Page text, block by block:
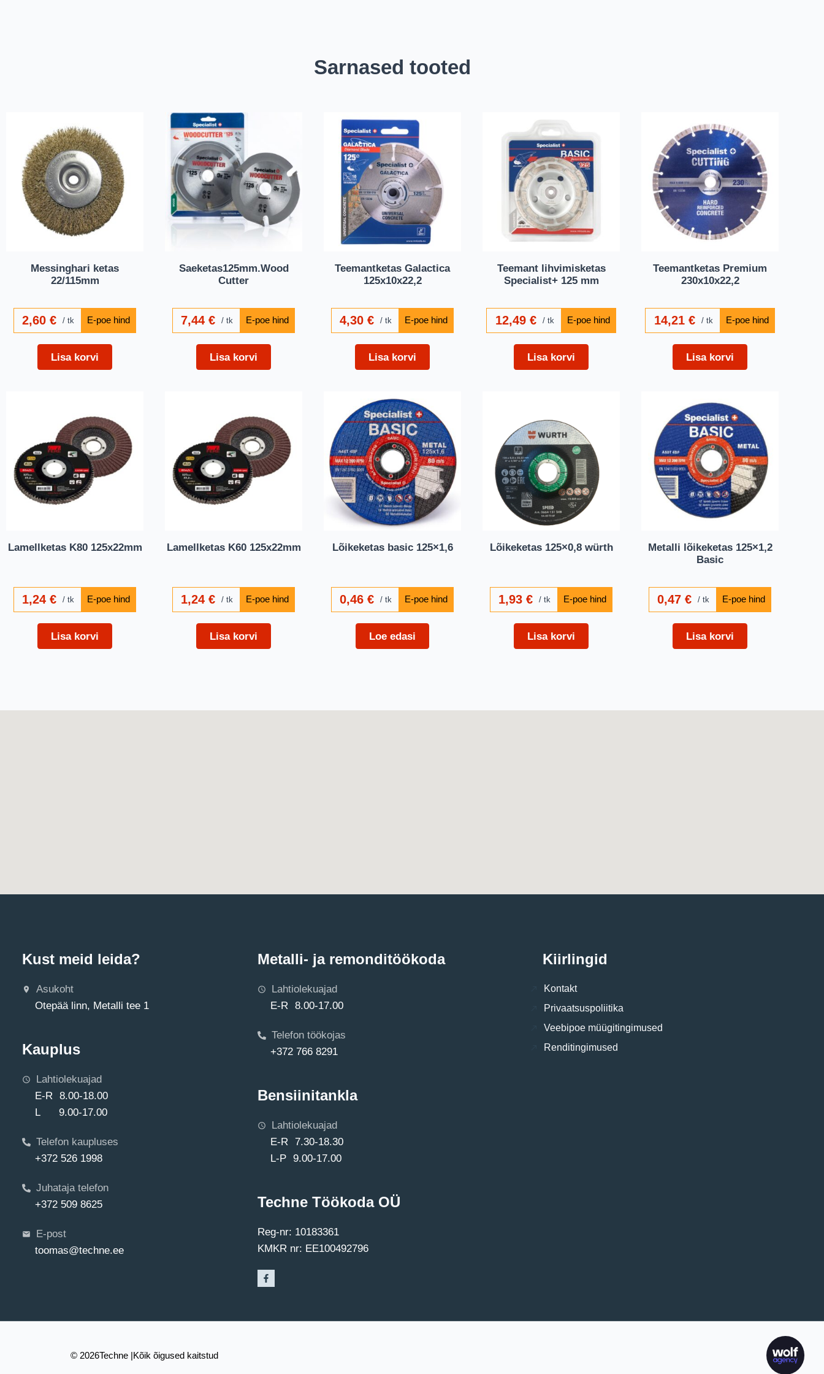
Sarnased tooted
Messinghari ketas
22/115mm
2,60€ tk
Lisa korvi
Saeketas125mm.Wood
Cutter
7,44€ tk
Lisa korvi
Teemantketas Galactica
125x10x22,2
4,30€ tk
Lisa korvi
Teemant lihvimisketas
Specialist+ 125 mm
12,49 € tk
Lisa korvi
Teemantketas Premium
230x10x22,2
14,21 € tk
Lisa korvi
Lamellketas K80 125x22mm
1,24€ tk
Lisa korvi
Lamellketas K60 125x22mm
1,24€ tk
Lisa korvi
Lõikeketas basic 125×1,6
0,46€ tk
Loe edasi
Lõikeketas 125×0,8 würth
1,93€ tk
Lisa korvi
Metalli lõikeketas 125×1,2
Basic
0,47€ tk
Lisa korvi
Kust meid leida?
Asukoht
Otepää linn, Metalli tee 1
Kauplus
Lahtiolekuajad
E-R 8.00-18.00
L 9.00-17.00
Telefon kaupluses
+372 526 1998
Juhataja telefon
+372 509 8625
E-post
toomas@techne.ee
Metalli- ja remonditöökoda
Lahtiolekuajad
E-R 8.00-17.00
Telefon töökojas
+372 766 8291
Bensiinitankla
Lahtiolekuajad
E-R 7.30-18.30
L-P 9.00-17.00
Techne Töökoda OÜ
Reg-nr: 10183361
KMKR nr: EE100492796
Kiirlingid
Kontakt
Privaatsuspoliitika
Veebipoe müügitingimused
Renditingimused
© 2026Techne |Kõik õigused kaitstud